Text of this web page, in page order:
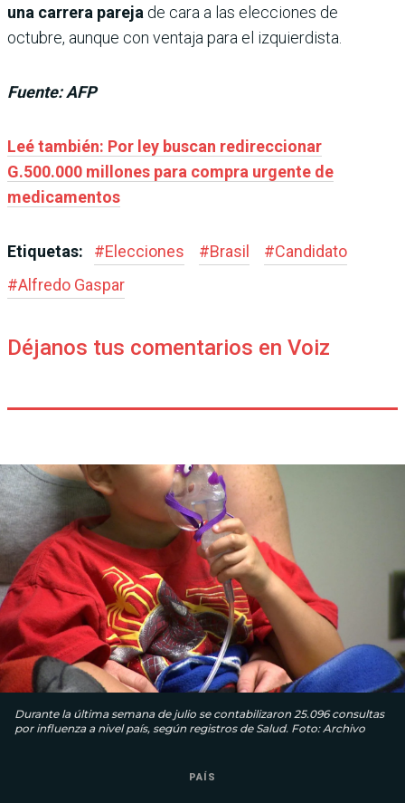
una carrera pareja de cara a las elecciones de
octubre, aunque con ventaja para el izquierdista.
Fuente: AFP
Leé también: Por ley buscan redireccionar
G.500.000 millones para compra urgente de
medicamentos
Etiquetas: #Elecciones #Brasil #Candidato
#Alfredo Gaspar
Déjanos tus comentarios en Voiz
Durante la última semana de julio se contabilizaron 25.096 consultas
por influenza a nivel país, según registros de Salud. Foto: Archivo
PAÍS